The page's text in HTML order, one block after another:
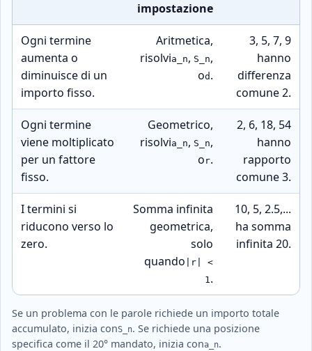
impostazione
Ogni termine
aumenta o
diminuisce di un
importo fisso.
Aritmetica,
risolvia_n, S_n,
od .
3, 5, 7, 9
hanno
differenza
comune 2.
Ogni termine
viene moltiplicato
per un fattore
fisso.
Geometrico,
risolvia_n, S_n,
o r.
2, 6, 18, 54
hanno
rapporto
comune 3.
I termini si
riducono verso lo
zero.
Somma infinita
geometrica,
solo
quando |r| <
1.
10, 5, 2.5,...
ha somma
infinita 20.
Se un problema con le parole richiede un importo totale
accumulato, inizia conS_n. Se richiede una posizione
specifica come il 20° mandato, inizia cona_n.